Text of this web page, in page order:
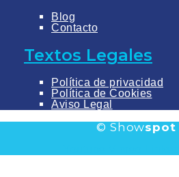
Blog
Contacto
Textos Legales
Política de privacidad
Política de Cookies
Aviso Legal
© Showspot